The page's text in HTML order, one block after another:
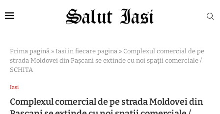
Prima pagină » Iasi in fiecare pagina » Complexul comercial de pe
strada Moldovei din Pașcani se extinde cu noi spații comerciale /
SCHITA
Iași
Complexul comercial de pe strada Moldovei din